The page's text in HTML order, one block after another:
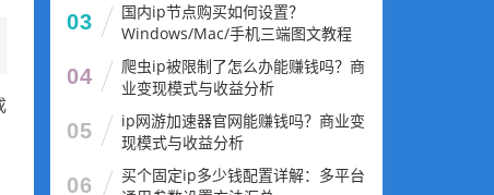
03
国内ip节点购买如何设置？
Windows/Mac/手机三端图文教程
04
爬虫ip被限制了怎么办能赚钱吗？商
业变现模式与收益分析
05
ip网游加速器官网能赚钱吗？商业变
现模式与收益分析
06
买个固定ip多少钱配置详解：多平台